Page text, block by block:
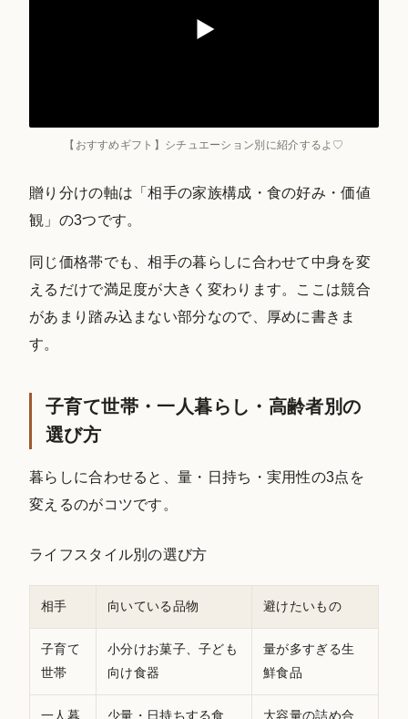
【おすすめギフト】シチュエーション別に紹介するよ♡
贈り分けの軸は「相手の家族構成・食の好み・価値
観」の3つです。
同じ価格帯でも、相手の暮らしに合わせて中身を変
えるだけで満足度が大きく変わります。ここは競合
があまり踏み込まない部分なので、厚めに書きま
す。
子育て世帯・一人暮らし・高齢者別の
選び方
暮らしに合わせると、量・日持ち・実用性の3点を
変えるのがコツです。
ライフスタイル別の選び方
相手 向いている品物 避けたいもの
子育て
世帯
小分けお菓子、子ども
向け食器
量が多すぎる生
鮮食品
一人暮
少量・日持ちする食
大容量の詰め合